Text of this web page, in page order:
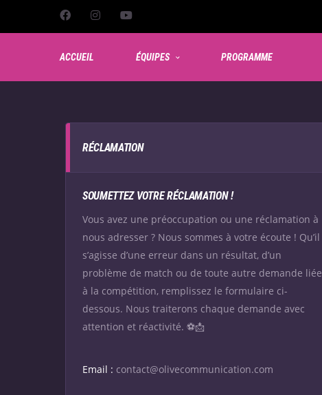
ACCUEIL ÉQUIPES PROGRAMME
RÉCLAMATION
SOUMETTEZ VOTRE RÉCLAMATION !
Vous avez une préoccupation ou une réclamation à
nous adresser ? Nous sommes à votre écoute ! Qu’il
s’agisse d’une erreur dans un résultat, d’un
problème de match ou de toute autre demande liée
à la compétition, remplissez le formulaire ci-
dessous. Nous traiterons chaque demande avec
attention et réactivité. ⚽📩
Email : contact@olivecommunication.com